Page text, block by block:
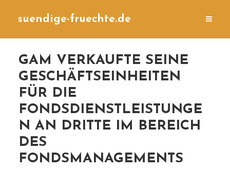
suendige-fruechte.de
GAM VERKAUFTE SEINE
GESCHÄFTSEINHEITEN
FÜR DIE
FONDSDIENSTLEISTUNGE
N AN DRITTE IM BEREICH
DES
FONDSMANAGEMENTS